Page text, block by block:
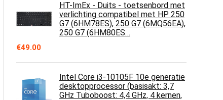
HT-ImEx - Duits - toetsenbord met
verlichting compatibel met HP 250
G7 (6HM78ES), 250 G7 (6MQ56EA),
250 G7 (6HM80ES…
€49.00
Intel Core i3-10105F 10e generatie
desktopprocessor (basisakt: 3,7
GHz Tuboboost: 4,4 GHz, 4 kernen,